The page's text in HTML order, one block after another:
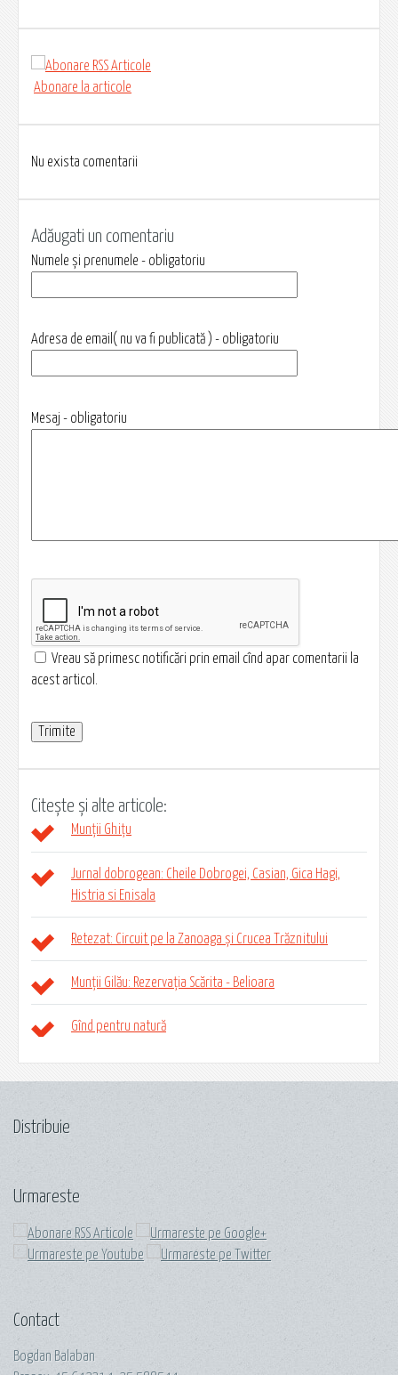
Abonare la articole
Nu exista comentarii
Adăugati un comentariu
Numele și prenumele - obligatoriu
Adresa de email( nu va fi publicată ) - obligatoriu
Mesaj - obligatoriu
Vreau să primesc notificări prin email cînd apar comentarii la
acest articol.
Citește și alte articole:
Munții Ghițu
Jurnal dobrogean: Cheile Dobrogei, Casian, Gica Hagi,
Histria si Enisala
Retezat: Circuit pe la Zanoaga și Crucea Trăznitului
Munții Gilău: Rezervația Scărita - Belioara
Gînd pentru natură
Distribuie
Urmareste
Contact
Bogdan Balaban